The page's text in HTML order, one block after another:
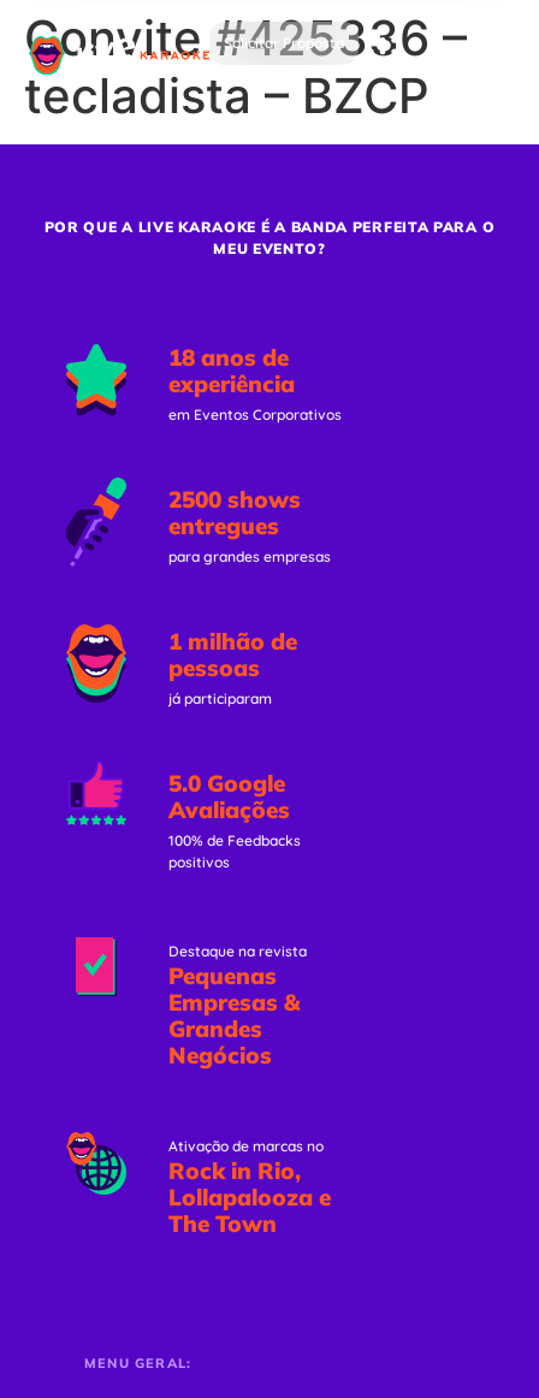
Solicitar Proposta
Convite #425336 –
tecladista – BZCP
POR QUE A LIVE KARAOKE É A BANDA PERFEITA PARA O
MEU EVENTO?
18 anos de
experiência
em Eventos Corporativos
2500 shows
entregues
para grandes empresas
1 milhão de
pessoas
já participaram
5.0 Google
Avaliações
100% de Feedbacks
positivos
Destaque na revista
Pequenas
Empresas &
Grandes
Negócios
Ativação de marcas no
Rock in Rio,
Lollapalooza e
The Town
MENU GERAL: